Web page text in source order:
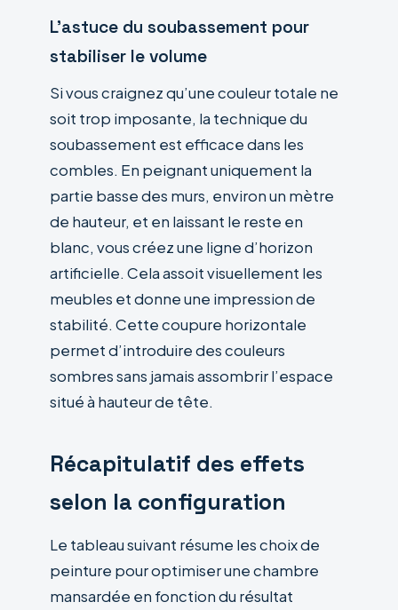
L’astuce du soubassement pour
stabiliser le volume
Si vous craignez qu’une couleur totale ne
soit trop imposante, la technique du
soubassement est efficace dans les
combles. En peignant uniquement la
partie basse des murs, environ un mètre
de hauteur, et en laissant le reste en
blanc, vous créez une ligne d’horizon
artificielle. Cela assoit visuellement les
meubles et donne une impression de
stabilité. Cette coupure horizontale
permet d’introduire des couleurs
sombres sans jamais assombrir l’espace
situé à hauteur de tête.
Récapitulatif des effets
selon la configuration
Le tableau suivant résume les choix de
peinture pour optimiser une chambre
mansardée en fonction du résultat